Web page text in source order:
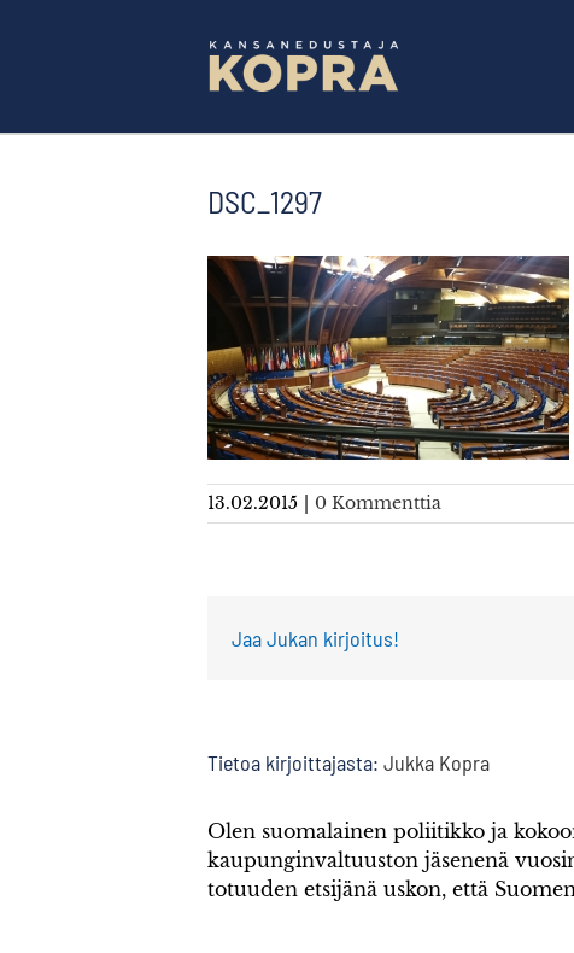
DSC_1297
13.02.2015 0 Kommenttia
Jaa Jukan kirjoitus!
Tietoa kirjoittajasta: Jukka Kopra
Olen suomalainen poliitikko ja
kaupunginvaltuuston jäsenenä
totuuden etsijänä uskon, että